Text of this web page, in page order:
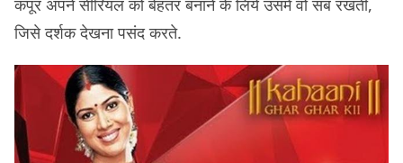
कपूर अपने सीरियल को बेहतर बनाने के लिये उसमें वो सब रखती,
जिसे दर्शक देखना पसंद करते.